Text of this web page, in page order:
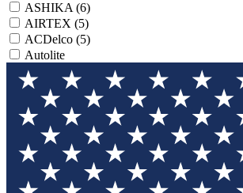
ASHIKA (6)
AIRTEX (5)
ACDelco (5)
Autolite